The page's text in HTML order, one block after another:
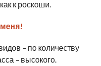
к роскоши.
– по количеству
– высокого.